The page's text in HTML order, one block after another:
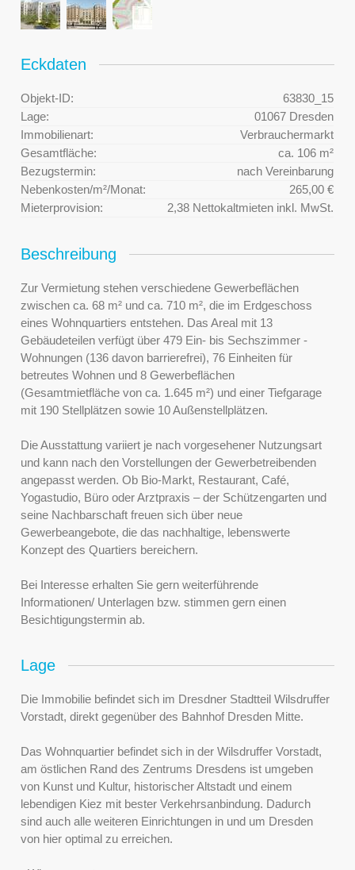
Eckdaten
Objekt-ID:
63830_15
Lage:
01067 Dresden
Immobilienart:
Verbrauchermarkt
Gesamtfläche:
ca. 106 m²
Bezugstermin:
nach Vereinbarung
Nebenkosten/m²/Monat:
265,00 €
Mieterprovision:
2,38 Nettokaltmieten inkl. MwSt.
Beschreibung
Zur Vermietung stehen verschiedene Gewerbeflächen
zwischen ca. 68 m² und ca. 710 m², die im Erdgeschoss
eines Wohnquartiers entstehen. Das Areal mit 13
Gebäudeteilen verfügt über 479 Ein- bis Sechszimmer -
Wohnungen (136 davon barrierefrei), 76 Einheiten für
betreutes Wohnen und 8 Gewerbeflächen
(Gesamtmietfläche von ca. 1.645 m²) und einer Tiefgarage
mit 190 Stellplätzen sowie 10 Außenstellplätzen.
Die Ausstattung variiert je nach vorgesehener Nutzungsart
und kann nach den Vorstellungen der Gewerbetreibenden
angepasst werden. Ob Bio-Markt, Restaurant, Café,
Yogastudio, Büro oder Arztpraxis – der Schützengarten und
seine Nachbarschaft freuen sich über neue
Gewerbeangebote, die das nachhaltige, lebenswerte
Konzept des Quartiers bereichern.
Bei Interesse erhalten Sie gern weiterführende
Informationen/ Unterlagen bzw. stimmen gern einen
Besichtigungstermin ab.
Lage
Die Immobilie befindet sich im Dresdner Stadtteil Wilsdruffer
Vorstadt, direkt gegenüber des Bahnhof Dresden Mitte.
Das Wohnquartier befindet sich in der Wilsdruffer Vorstadt,
am östlichen Rand des Zentrums Dresdens ist umgeben
von Kunst und Kultur, historischer Altstadt und einem
lebendigen Kiez mit bester Verkehrsanbindung. Dadurch
sind auch alle weiteren Einrichtungen in und um Dresden
von hier optimal zu erreichen.